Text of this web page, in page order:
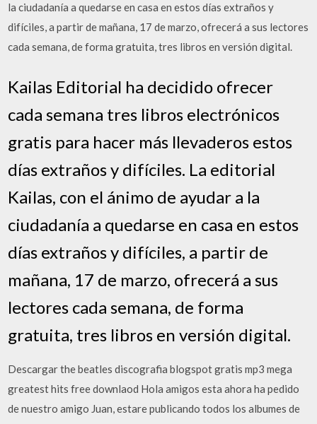
la ciudadanía a quedarse en casa en estos días extraños y
difíciles, a partir de mañana, 17 de marzo, ofrecerá a sus lectores
cada semana, de forma gratuita, tres libros en versión digital.
Kailas Editorial ha decidido ofrecer
cada semana tres libros electrónicos
gratis para hacer más llevaderos estos
días extraños y difíciles. La editorial
Kailas, con el ánimo de ayudar a la
ciudadanía a quedarse en casa en estos
días extraños y difíciles, a partir de
mañana, 17 de marzo, ofrecerá a sus
lectores cada semana, de forma
gratuita, tres libros en versión digital.
Descargar the beatles discografia blogspot gratis mp3 mega
greatest hits free downlaod Hola amigos esta ahora ha pedido
de nuestro amigo Juan, estare publicando todos los albumes de